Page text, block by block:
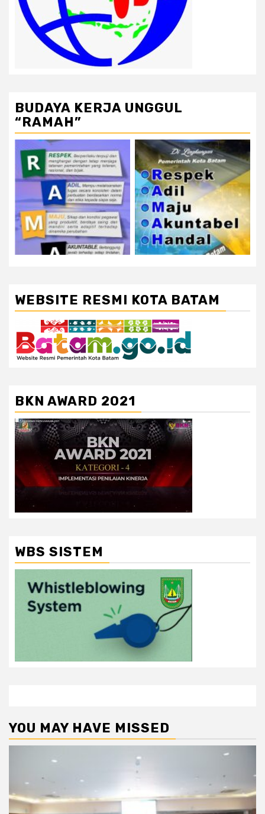
BUDAYA KERJA UNGGUL
“RAMAH”
WEBSITE RESMI KOTA BATAM
BKN AWARD 2021
WBS SISTEM
YOU MAY HAVE MISSED